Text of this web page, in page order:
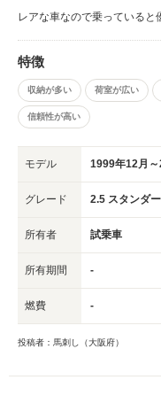
レアな車なので乗っていると
特徴
収納が多い 荷室が広い
信頼性が高い
モデル 1999年12月
グレード 2.5 スタンダ
所有者 試乗車
所有期間 -
燃費 -
投稿者：馬刺し（大阪府）